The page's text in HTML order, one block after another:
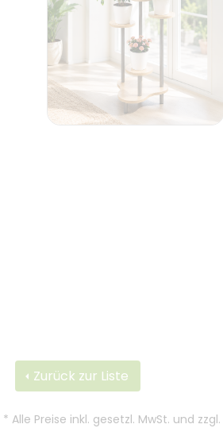
Zurück zur Liste
* Alle Preise inkl. gesetzl. MwSt. und zzgl.